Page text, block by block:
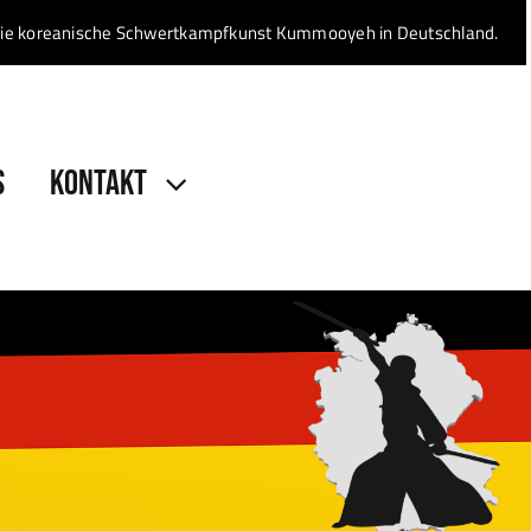
koreanische Schwertkampfkunst Kummooyeh in Deutschland.
KONTAKT